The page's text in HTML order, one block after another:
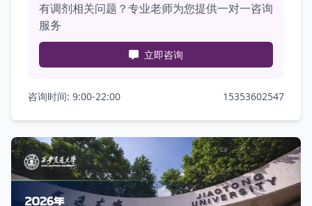
有调剂相关问题？专业老师为您提供一对一咨询
服务
立即咨询
咨询时间: 9:00-22:00 15353602547